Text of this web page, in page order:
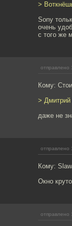
>
Sony
очень
с того же
отправлено
Кому:
>
даже не
отправлено
Кому:
Окно
отправлено